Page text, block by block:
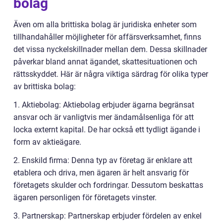
bolag
Även om alla brittiska bolag är juridiska enheter som
tillhandahåller möjligheter för affärsverksamhet, finns
det vissa nyckelskillnader mellan dem. Dessa skillnader
påverkar bland annat ägandet, skattesituationen och
rättsskyddet. Här är några viktiga särdrag för olika typer
av brittiska bolag:
1. Aktiebolag: Aktiebolag erbjuder ägarna begränsat
ansvar och är vanligtvis mer ändamålsenliga för att
locka externt kapital. De har också ett tydligt ägande i
form av aktieägare.
2. Enskild firma: Denna typ av företag är enklare att
etablera och driva, men ägaren är helt ansvarig för
företagets skulder och fordringar. Dessutom beskattas
ägaren personligen för företagets vinster.
3. Partnerskap: Partnerskap erbjuder fördelen av enkel